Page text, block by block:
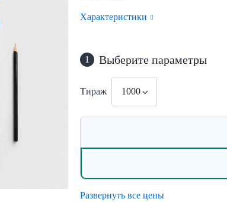
Характеристики
1 Выберите параметры
Тираж 1000
Развернуть все цены